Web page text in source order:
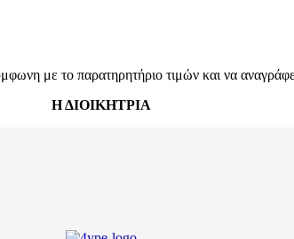
με το παρατηρητήριο τιμών και να
Η ΔΙΟΙΚΗΤΡΙΑ